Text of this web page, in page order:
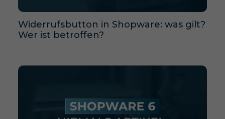
Widerrufsbutton in Shopware: was gilt?
Wer ist betroffen?